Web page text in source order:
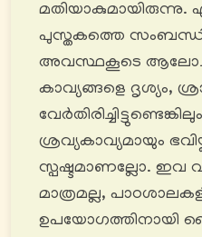
പുസ്തകത്തെ
അവസ്ഥകൂടെ
കാവ്യങ്ങളെ ദൃശ്യം,
ശ്രവ്യകാവ്യമായും
സ്പഷ്ടമാണല്ലോ. ഇവ
മാത്രമല്ല,
ഉപയോഗത്തിനായി